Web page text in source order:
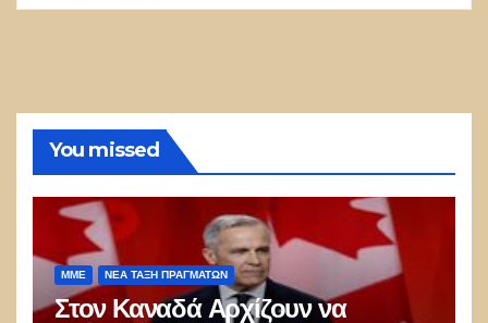
You missed
ΜΜΕ ΝΈΑ ΤΆΞΗ ΠΡΑΓΜΆΤΩΝ
Στον Καναδά Αρχίζουν να